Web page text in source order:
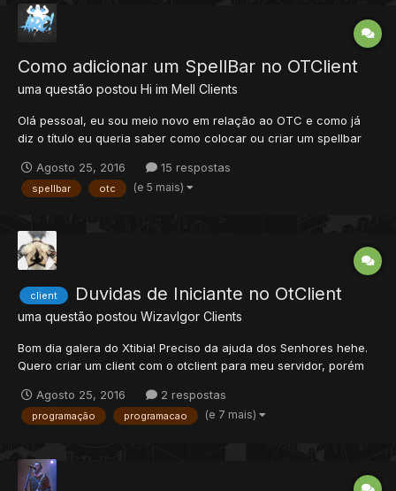
Como adicionar um SpellBar no OTClient
uma questão postou Hi im Mell Clients
Olá pessoal, eu sou meio novo em relação ao OTC e como já
diz o título eu queria saber como colocar ou criar um spellbar
tiver apenas colocar) um SpellBar por Vocation, onde eu possa
adicionar livremente...
Agosto 25, 2016 15 respostas
spellbar otc (e 5 mais)
client Duvidas de Iniciante no OtClient
uma questão postou WizavIgor Clients
Bom dia galera do Xtibia! Preciso da ajuda dos Senhores hehe.
Quero criar um client com o otclient para meu servidor, porém
responder minhas perguntas. 1-Oque é Compilar otclient? Oque
são sourcers? 2- Qual a primeira coisa...
Agosto 25, 2016 2 respostas
programação programacao (e 7 mais)